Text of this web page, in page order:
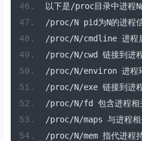
以下是/proc目录中进程N
/proc/N pid为N的进程
/proc/N/cmdline 进程
/proc/N/cwd 链接到进
/proc/N/environ 进程
/proc/N/exe 链接到进
/proc/N/fd 包含进程相
/proc/N/maps 与进程
/proc/N/mem 指代进程